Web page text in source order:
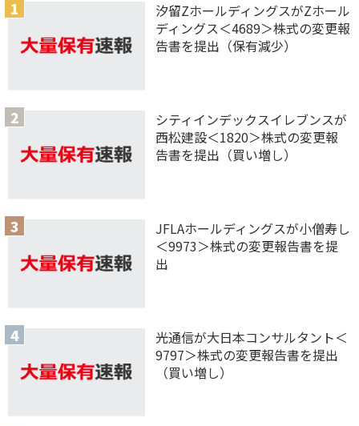
汐留ZホールディングスがZホール
ディングス＜4689＞株式の変更報
告書を提出（保有減少）
シティインデックスイレブンスが
西松建設＜1820＞株式の変更報
告書を提出（買い増し）
JFLAホールディングスが小僧寿し
＜9973＞株式の変更報告書を提
出
光通信が大日本コンサルタント＜
9797＞株式の変更報告書を提出
（買い増し）